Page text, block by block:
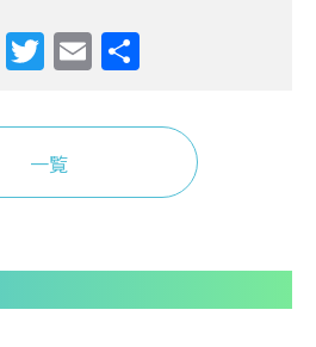
Facebook
Twitter
Email
一覧